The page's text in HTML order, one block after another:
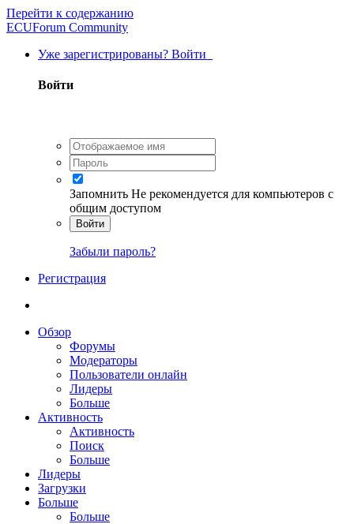
Перейти к содержанию
ECUForum Community
Уже зарегистрированы? Войти
Войти
Запомнить Не рекомендуется для компьютеров с
общим доступом
Войти
Забыли пароль?
Регистрация
Обзор
Форумы
Модераторы
Пользователи онлайн
Лидеры
Больше
Активность
Активность
Поиск
Больше
Лидеры
Загрузки
Больше
Больше